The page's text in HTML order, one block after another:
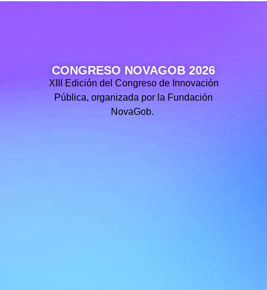
CONGRESO NOVAGOB 2026
XIII Edición del Congreso de Innovación
Pública, organizada por la Fundación
NovaGob.